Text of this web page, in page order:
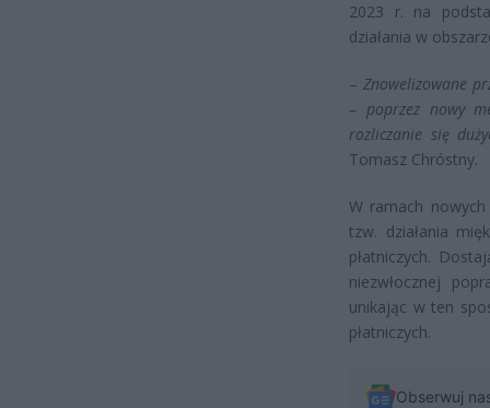
2023 r. na
działania w
– Znowelizowane
– poprzez nowy
rozliczanie się
Tomasz Chróstny.
W ramach
tzw. działania
płatniczych.
niezwłocznej
unikając w ten
płatniczych.
Obserwuj